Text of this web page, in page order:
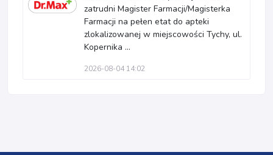
zatrudni Magister Farmacji/Magisterka
Farmacji na pełen etat do apteki
zlokalizowanej w miejscowości Tychy, ul.
Kopernika ...
2026-08-04 14:02